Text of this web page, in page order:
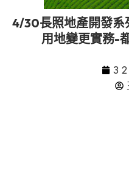
4/30長照地產開發系
用地變更實務-
3